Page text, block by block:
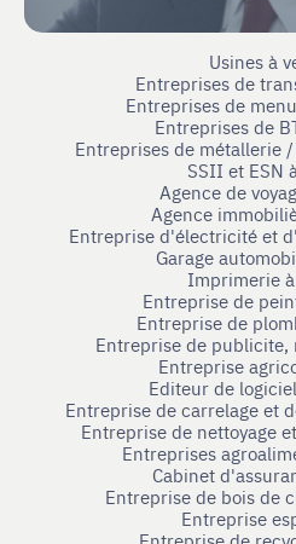
Usines à
Entreprises de
Entreprises de
Entreprises de
Entreprises de métallerie
SSII et ESN
Agence de
Agence
Entreprise d'électricité et
Garage
Imprimerie
Entreprise de
Entreprise de
Entreprise de publicite,
Entreprise
Editeur de
Entreprise de carrelage et
Entreprise de nettoyage
Entreprises
Cabinet
Entreprise de bois de
Entreprise